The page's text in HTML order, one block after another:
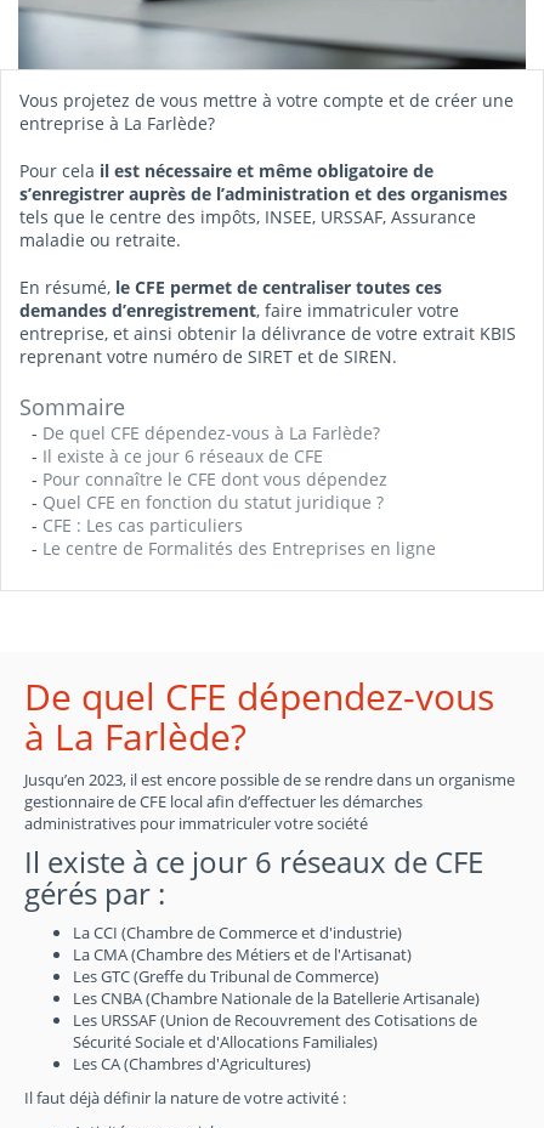
Vous projetez de vous mettre à votre compte et de créer une
entreprise à La Farlède?
Pour cela il est nécessaire et même obligatoire de
s’enregistrer auprès de l’administration et des organismes
tels que le centre des impôts, INSEE, URSSAF, Assurance
maladie ou retraite.
En résumé, le CFE permet de centraliser toutes ces
demandes d’enregistrement, faire immatriculer votre
entreprise, et ainsi obtenir la délivrance de votre extrait KBIS
reprenant votre numéro de SIRET et de SIREN.
Sommaire
- De quel CFE dépendez-vous à La Farlède?
- Il existe à ce jour 6 réseaux de CFE
- Pour connaître le CFE dont vous dépendez
- Quel CFE en fonction du statut juridique ?
- CFE : Les cas particuliers
- Le centre de Formalités des Entreprises en ligne
De quel CFE dépendez-vous
à La Farlède?
Jusqu’en 2023, il est encore possible de se rendre dans un organisme
gestionnaire de CFE local afin d’effectuer les démarches
administratives pour immatriculer votre société
Il existe à ce jour 6 réseaux de CFE
gérés par :
La CCI (Chambre de Commerce et d'industrie)
La CMA (Chambre des Métiers et de l'Artisanat)
Les GTC (Greffe du Tribunal de Commerce)
Les CNBA (Chambre Nationale de la Batellerie Artisanale)
Les URSSAF (Union de Recouvrement des Cotisations de
Sécurité Sociale et d'Allocations Familiales)
Les CA (Chambres d'Agricultures)
Il faut déjà définir la nature de votre activité :